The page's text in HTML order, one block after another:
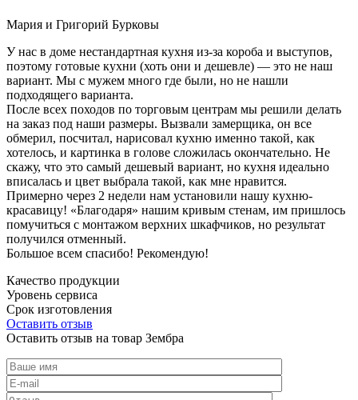
Мария и Григорий Бурковы
У нас в доме нестандартная кухня из-за короба и выступов,
поэтому готовые кухни (хоть они и дешевле) — это не наш
вариант. Мы с мужем много где были, но не нашли
подходящего варианта.
После всех походов по торговым центрам мы решили делать
на заказ под наши размеры. Вызвали замерщика, он все
обмерил, посчитал, нарисовал кухню именно такой, как
хотелось, и картинка в голове сложилась окончательно. Не
скажу, что это самый дешевый вариант, но кухня идеально
вписалась и цвет выбрала такой, как мне нравится.
Примерно через 2 недели нам установили нашу кухню-
красавицу! «Благодаря» нашим кривым стенам, им пришлось
помучиться с монтажом верхних шкафчиков, но результат
получился отменный.
Большое всем спасибо! Рекомендую!
Качество продукции
Уровень сервиса
Срок изготовления
Оставить отзыв
Оставить отзыв на товар Зембра